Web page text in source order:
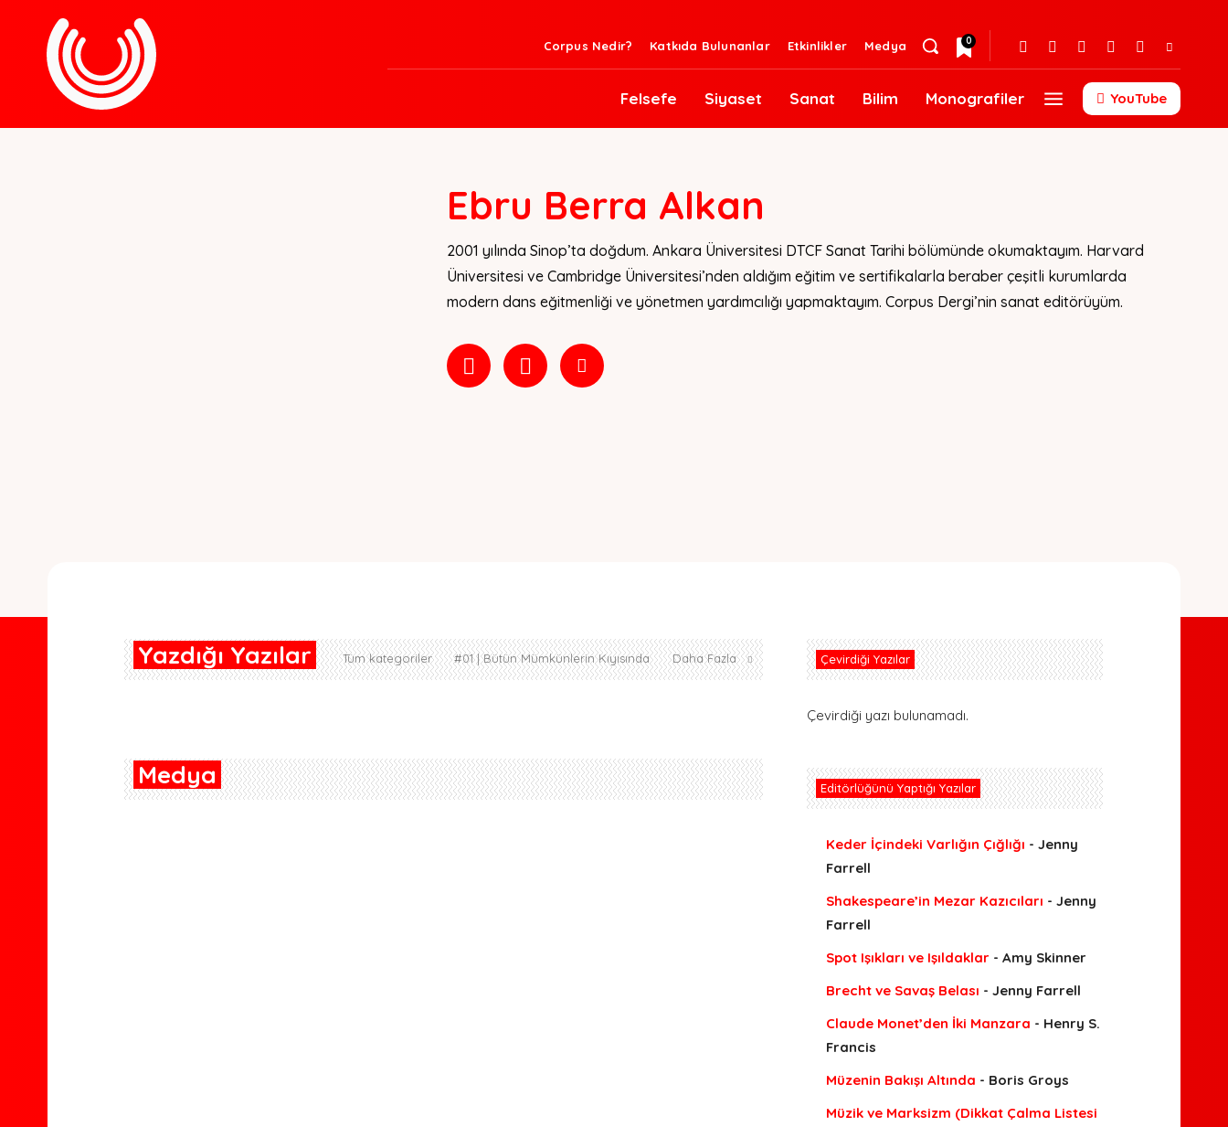
Corpus Nedir? Katkıda Bulunanlar Etkinlikler Medya 0
Felsefe Siyaset Sanat Bilim Monografiler YouTube
Ebru Berra Alkan
2001 yılında Sinop’ta doğdum. Ankara Üniversitesi DTCF Sanat Tarihi bölümünde okumaktayım. Harvard
Üniversitesi ve Cambridge Üniversitesi’nden aldığım eğitim ve sertifikalarla beraber çeşitli kurumlarda
modern dans eğitmenliği ve yönetmen yardımcılığı yapmaktayım. Corpus Dergi’nin sanat editörüyüm.
Yazdığı Yazılar Tüm kategoriler #01 | Bütün Mümkünlerin Kıyısında Daha Fazla
Medya
Çevirdiği Yazılar
Çevirdiği yazı bulunamadı.
Editörlüğünü Yaptığı Yazılar
Keder İçindeki Varlığın Çığlığı - Jenny
Farrell
Shakespeare’in Mezar Kazıcıları - Jenny
Farrell
Spot Işıkları ve Işıldaklar- Amy Skinner
Brecht ve Savaş Belası - Jenny Farrell
Claude Monet’den İki Manzara - Henry S.
Francis
Müzenin Bakışı Altında - Boris Groys
Müzik ve Marksizm (Dikkat Çalma Listesi